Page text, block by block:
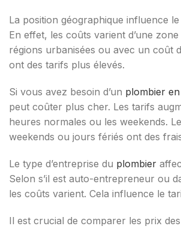
La position géographique influence
En effet, les coûts varient d’une zone
régions urbanisées ou avec un coût
ont des tarifs plus élevés.
Si vous avez besoin d’un plombier
peut coûter plus cher. Les tarifs
heures normales ou les weekends.
weekends ou jours fériés ont des
Le type d’entreprise du plombier
Selon s’il est auto-entrepreneur ou
les coûts varient. Cela influence le
Il est crucial de comparer les prix des